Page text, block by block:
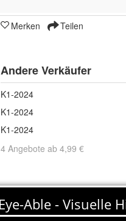
Merken Teilen
Andere Verkäufer
K1-2024
K1-2024
K1-2024
4 Angebote ab 4,99 €